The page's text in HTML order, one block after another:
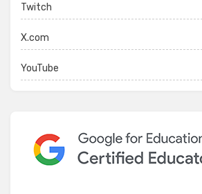
Twitch
X.com
YouTube